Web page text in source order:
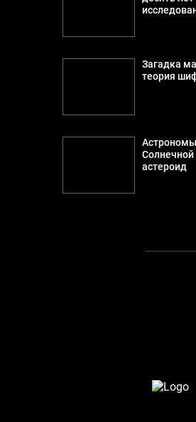
Загадка
теория
Солнечной
астероид